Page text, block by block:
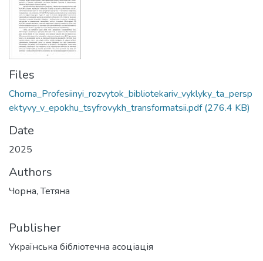
Files
Chorna_Profesiinyi_rozvytok_bibliotekariv_vyklyky_ta_persp
ektyvy_v_epokhu_tsyfrovykh_transformatsii.pdf(276.4 KB)
Date
2025
Authors
Чорна, Тетяна
Publisher
Українська бібліотечна асоціація